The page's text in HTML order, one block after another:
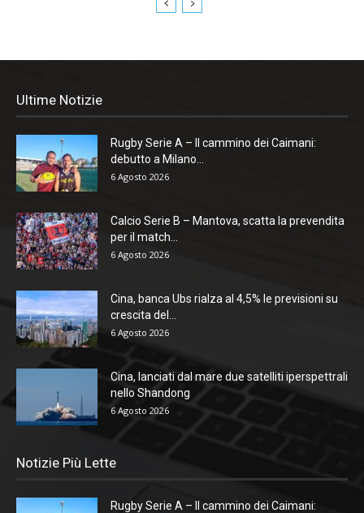
Ultime Notizie
Rugby Serie A – Il cammino dei Caimani:
debutto a Milano...
6 Agosto 2026
Calcio Serie B – Mantova, scatta la prevendita
per il match...
6 Agosto 2026
Cina, banca Ubs rialza al 4,5% le previsioni su
crescita del...
6 Agosto 2026
Cina, lanciati dal mare due satelliti iperspettrali
nello Shandong
6 Agosto 2026
Notizie Più Lette
Rugby Serie A – Il cammino dei Caimani: